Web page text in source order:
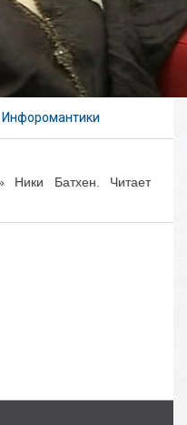
Инфоромантики
Ники Батхен. Читает